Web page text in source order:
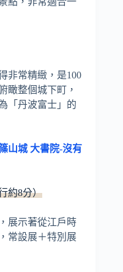
非常精緻，是100
瞰整個城下町，
「丹波富士」的
山城 大書院-沒有
約8分）
展示著從江戶時
常設展＋特別展